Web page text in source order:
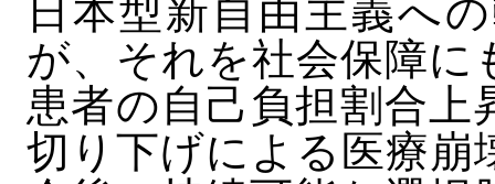
日本型新自由主義へ
が、それを社会保障
患者の自己負担割合
切り下げによる医療崩